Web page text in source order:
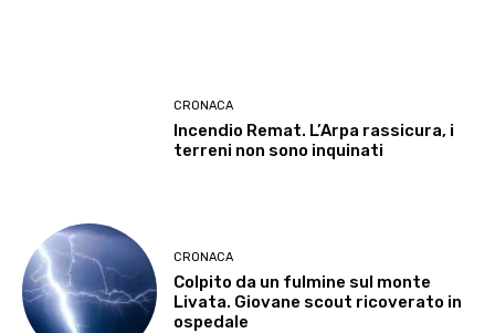
CRONACA
Incendio Remat. L’Arpa rassicura, i
terreni non sono inquinati
CRONACA
Colpito da un fulmine sul monte
Livata. Giovane scout ricoverato in
ospedale